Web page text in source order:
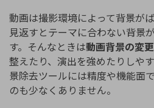
動画は撮影環境によって背景が
見返すとテーマに合わない背景
す。そんなときは動画背景の変更
整えたり、演出を強めたりしや
景除去ツールには精度や機能面
のも少なくありません。